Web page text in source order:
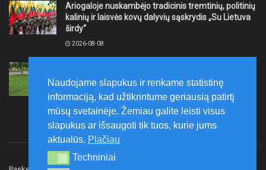
Ariogaloje nuskambėjo tradicinis tremtinių, politinių
kalinių ir laisvės kovų dalyvių sąskrydis „Su Lietuva
širdy“
2026-08-08
laikytis Kelių eismo taisyklių, tausoti aplinką
2026-08-08
Naudojame slapukus ir renkame statistinę
informaciją, kad užtikrintume geriausią patirtį
mūsų svetainėje. Žemiau galite leisti visus
slapukus ar išsaugoti tik tuos, kurie jums
aktualūs. Plačiau
Techniniai
Techniniai